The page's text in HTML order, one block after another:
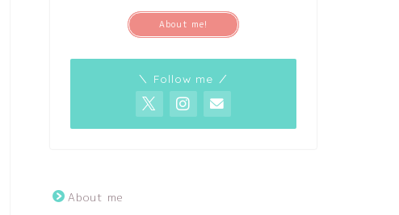
About me!
＼ Follow me ／
About me